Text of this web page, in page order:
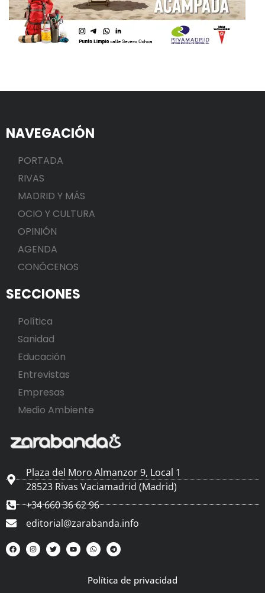
NAVEGACIÓN
PORTADA
RIVAS
MADRID Y MÁS
OCIO Y CULTURA
OPINIÓN
AGENDA
CONÓCENOS
SECCIONES
Política
Sanidad
Educación
Entrevistas
Empresas
Medio Ambiente
Plaza del Moro Almanzor 9, Local 1
28523 Rivas Vaciamadrid (Madrid)
+34 660 36 62 96
editorial@zarabanda.info
Política de privacidad